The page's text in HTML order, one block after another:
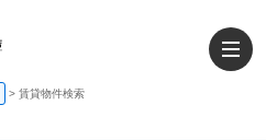
> 賃貸物件検索